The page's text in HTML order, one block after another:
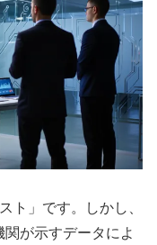
ト」です。しかし、
が示すデータによ